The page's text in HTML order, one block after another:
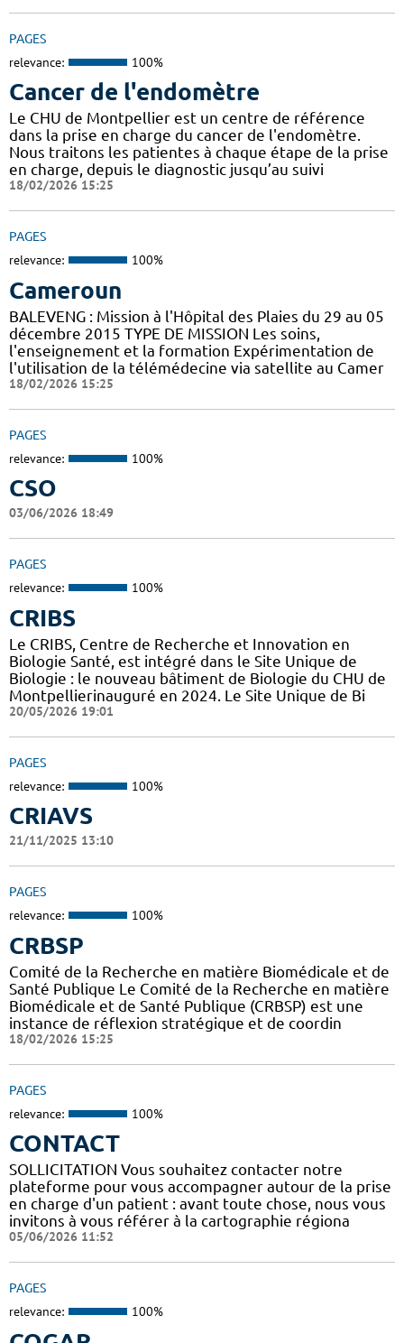
PAGES
relevance: 100%
Cancer de l'endomètre
Le CHU de Montpellier est un centre de référence
dans la prise en charge du cancer de l'endomètre.
Nous traitons les patientes à chaque étape de la prise
en charge, depuis le diagnostic jusqu’au suivi
18/02/2026 15:25
PAGES
relevance: 100%
Cameroun
BALEVENG : Mission à l'Hôpital des Plaies du 29 au 05
décembre 2015 TYPE DE MISSION Les soins,
l'enseignement et la formation Expérimentation de
l'utilisation de la télémédecine via satellite au Camer
18/02/2026 15:25
PAGES
relevance: 100%
CSO
03/06/2026 18:49
PAGES
relevance: 100%
CRIBS
Le CRIBS, Centre de Recherche et Innovation en
Biologie Santé, est intégré dans le Site Unique de
Biologie : le nouveau bâtiment de Biologie du CHU de
Montpellierinauguré en 2024. Le Site Unique de Bi
20/05/2026 19:01
PAGES
relevance: 100%
CRIAVS
21/11/2025 13:10
PAGES
relevance: 100%
CRBSP
Comité de la Recherche en matière Biomédicale et de
Santé Publique Le Comité de la Recherche en matière
Biomédicale et de Santé Publique (CRBSP) est une
instance de réflexion stratégique et de coordin
18/02/2026 15:25
PAGES
relevance: 100%
CONTACT
SOLLICITATION Vous souhaitez contacter notre
plateforme pour vous accompagner autour de la prise
en charge d'un patient : avant toute chose, nous vous
invitons à vous référer à la cartographie régiona
05/06/2026 11:52
PAGES
relevance: 100%